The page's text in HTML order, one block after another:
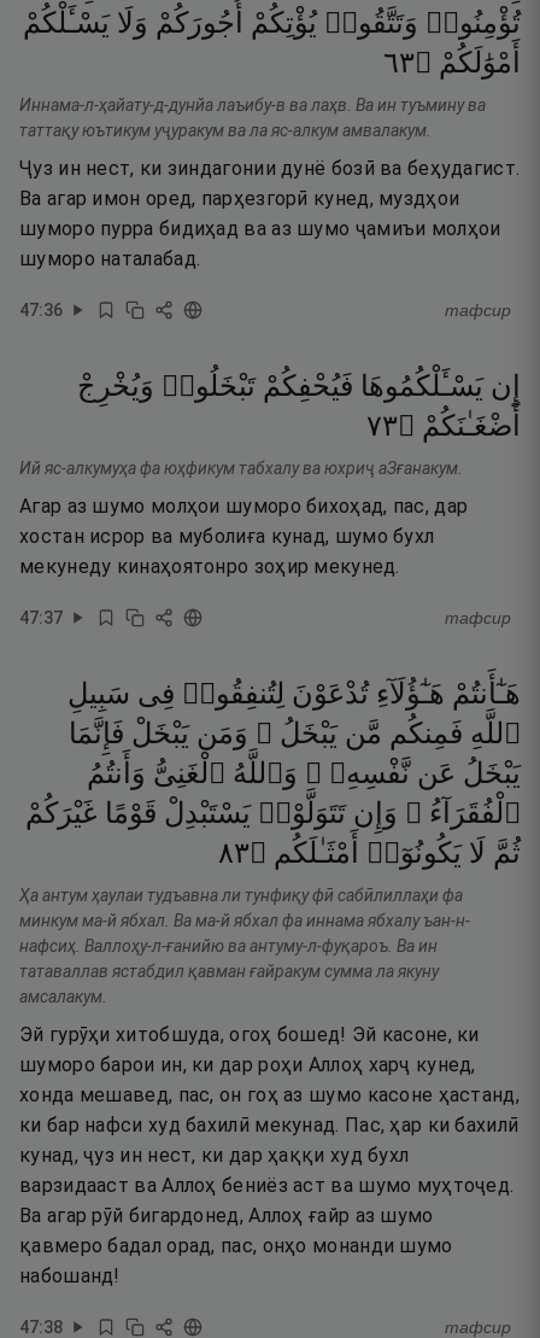
تُؤْمِنُوا۟ وَتَتَّقُوا۟ يُؤْتِكُمْ أُجُورَكُمْ وَلَا يَسْـَٔلْكُمْ
أَمْوَٰلَكُمْ ۝٣٦
Иннама-л-ҳайату-д-дунйа лаъибу-в ва лаҳв. Ва ин туъмину ва
таттақу юътикум уҷуракум ва ла яс-алкум амвалакум.
Ҷуз ин нест, ки зиндагонии дунё бозӣ ва беҳудагист.
Ва агар имон оред, парҳезгорӣ кунед, муздҳои
шуморо пурра бидиҳад ва аз шумо ҷамиъи молҳои
шуморо наталабад.
47:36 тафсир
إِن يَسْـَٔلْكُمُوهَا فَيُحْفِكُمْ تَبْخَلُوا۟ وَيُخْرِجْ
أَضْغَـٰنَكُمْ ۝٣٧
Ий яс-алкумуҳа фа юҳфикум табхалу ва юхриҷ аЗғанакум.
Агар аз шумо молҳои шуморо бихоҳад, пас, дар
хостан исрор ва муболиға кунад, шумо бухл
мекунеду кинаҳоятонро зоҳир мекунед.
47:37 тафсир
هَـٰٓأَنتُمْ هَـٰٓؤُلَآءِ تُدْعَوْنَ لِتُنفِقُوا۟ فِى سَبِيلِ
ٱللَّهِ فَمِنكُم مَّن يَبْخَلُ ۖ وَمَن يَبْخَلْ فَإِنَّمَا
يَبْخَلُ عَن نَّفْسِهِۦ ۚ وَٱللَّهُ ٱلْغَنِىُّ وَأَنتُمُ
ٱلْفُقَرَآءُ ۚ وَإِن تَتَوَلَّوْا۟ يَسْتَبْدِلْ قَوْمًا غَيْرَكُمْ
ثُمَّ لَا يَكُونُوٓا۟ أَمْثَـٰلَكُم ۝٣٨
Ҳа антум ҳаулаи тудъавна ли тунфиқу фӣ сабӣлиллаҳи фа
минкум ма-й ябхал. Ва ма-й ябхал фа иннама ябхалу ъан-н-
нафсиҳ. Валлоҳу-л-ғанийю ва антуму-л-фуқароъ. Ва ин
татаваллав ястабдил қавман ғайракум сумма ла якуну
амсалакум.
Эй гурӯҳи хитобшуда, огоҳ бошед! Эй касоне, ки
шуморо барои ин, ки дар роҳи Аллоҳ харҷ кунед,
хонда мешавед, пас, он гоҳ аз шумо касоне ҳастанд,
ки бар нафси худ бахилӣ мекунад. Пас, ҳар ки бахилӣ
кунад, ҷуз ин нест, ки дар ҳаққи худ бухл
варзидааст ва Аллоҳ бениёз аст ва шумо муҳтоҷед.
Ва агар рӯй бигардонед, Аллоҳ ғайр аз шумо
қавмеро бадал орад, пас, онҳо монанди шумо
набошанд!
47:38 тафсир